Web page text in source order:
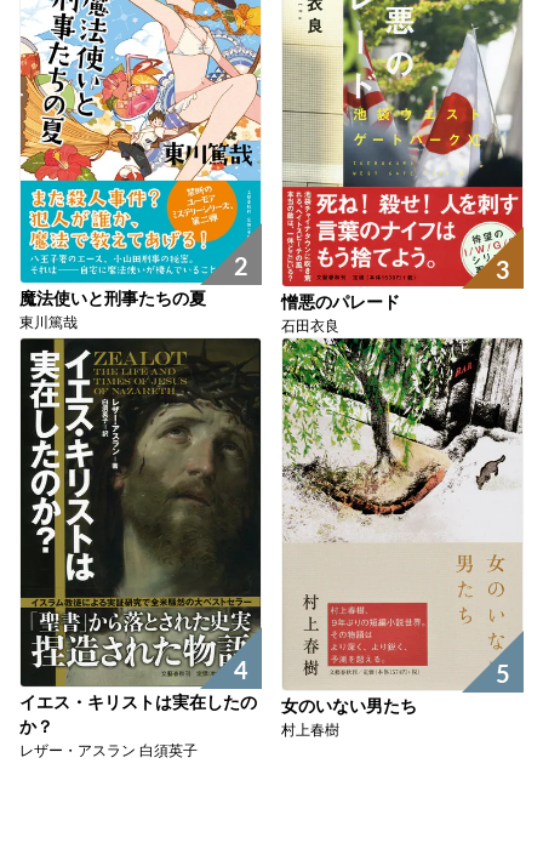
2
魔法使いと刑事たちの夏
東川篤哉
3
憎悪のパレード
石田衣良
4
イエス・キリストは実在したの
か？
レザー・アスラン 白須英子
5
女のいない男たち
村上春樹